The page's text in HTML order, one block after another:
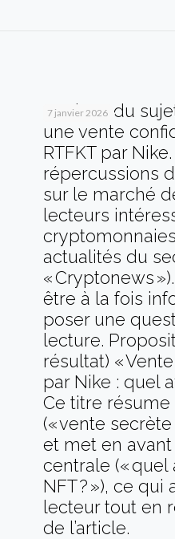
7 janvier 2026
Analyse du
une vente
RTFKT par
répercussions
sur le marché
lecteurs
actualités du
« Cryptonews
être à la fois
poser une
lecture.
résultat) «
par Nike : quel
Ce titre résume
(« vente
et met en
centrale (« quel
NFT ? »), ce qui
lecteur tout en
de l’article.